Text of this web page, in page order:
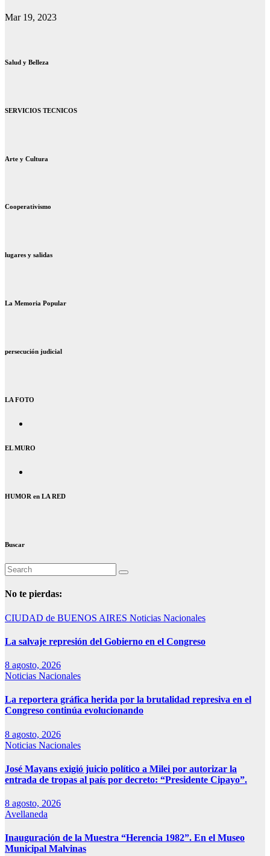
Mar 19, 2023
Salud y Belleza
SERVICIOS TECNICOS
Arte y Cultura
Cooperativismo
lugares y salidas
La Memoria Popular
persecución judicial
LA FOTO
EL MURO
HUMOR en LA RED
Buscar
No te pierdas:
CIUDAD de BUENOS AIRES Noticias Nacionales
La salvaje represión del Gobierno en el Congreso
8 agosto, 2026
Noticias Nacionales
La reportera gráfica herida por la brutalidad represiva en el
Congreso continúa evolucionando
8 agosto, 2026
Noticias Nacionales
José Mayans exigió juicio político a Milei por autorizar la
entrada de tropas al país por decreto: “Presidente Cipayo”.
8 agosto, 2026
Avellaneda
Inauguración de la Muestra “Herencia 1982”. En el Museo
Municipal Malvinas